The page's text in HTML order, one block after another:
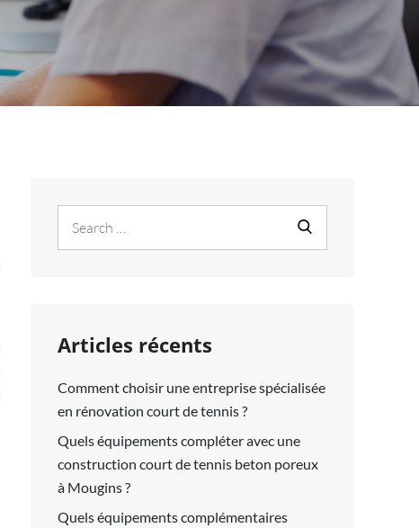
for:
Articles récents
Comment choisir une entreprise spécialisée
en rénovation court de tennis ?
Quels équipements compléter avec une
construction court de tennis beton poreux
à Mougins ?
Quels équipements complémentaires